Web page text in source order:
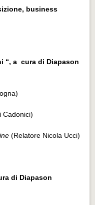
business
“, a cura di Diapason
Cadonici)
(Relatore Nicola Ucci)
di Diapason